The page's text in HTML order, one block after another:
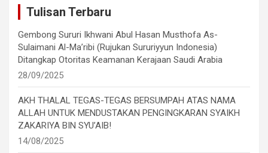
Tulisan Terbaru
Gembong Sururi Ikhwani Abul Hasan Musthofa As-
Sulaimani Al-Ma’ribi (Rujukan Sururiyyun Indonesia)
Ditangkap Otoritas Keamanan Kerajaan Saudi Arabia
28/09/2025
AKH THALAL TEGAS-TEGAS BERSUMPAH ATAS NAMA
ALLAH UNTUK MENDUSTAKAN PENGINGKARAN SYAIKH
ZAKARIYA BIN SYU’AIB!
14/08/2025